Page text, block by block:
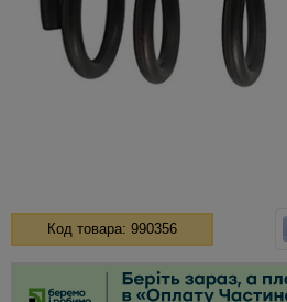
Код товара: 990356